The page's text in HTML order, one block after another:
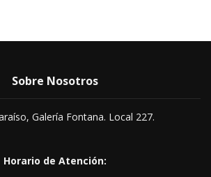
Sobre Nosotros
Galería Fontana. Local 227.
Horario de Atención: